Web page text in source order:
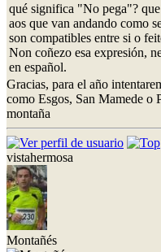
qué significa "No pega"?
aos que van andando como
son compatibles entre si o
Non coñezo esa expresión,
en español.
Gracias, para el año
como Esgos, San Mamede o
montaña
vistahermosa
Montañés